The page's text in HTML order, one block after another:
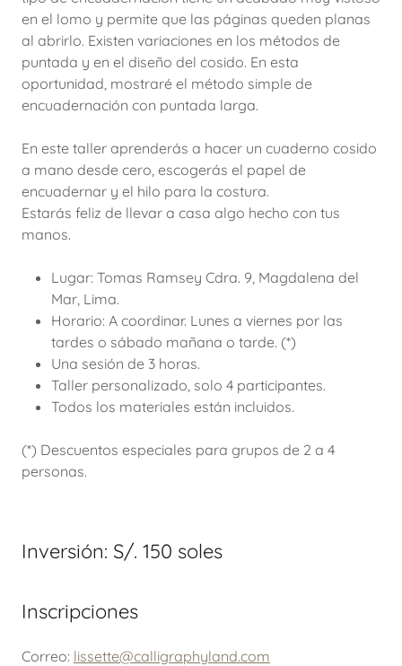
en el lomo y permite que las páginas queden planas
al abrirlo. Existen variaciones en los métodos de
puntada y en el diseño del cosido. En esta
oportunidad, mostraré el método simple de
encuadernación con puntada larga.
En este taller aprenderás a hacer un cuaderno cosido
a mano desde cero, escogerás el papel de
encuadernar y el hilo para la costura.
Estarás feliz de llevar a casa algo hecho con tus
manos.
Lugar: Tomas Ramsey Cdra. 9, Magdalena del
Mar, Lima.
Horario: A coordinar. Lunes a viernes por las
tardes o sábado mañana o tarde. (*)
Una sesión de 3 horas.
Taller personalizado, solo 4 participantes.
Todos los materiales están incluidos.
(*) Descuentos especiales para grupos de 2 a 4
personas.
Inversión: S/. 150 soles
Inscripciones
Correo: lissette@calligraphyland.com